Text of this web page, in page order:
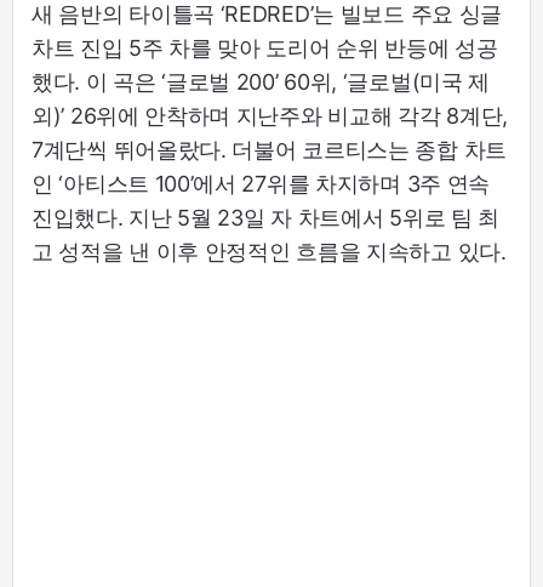
새 음반의 타이틀곡 ‘REDRED’는 빌보드 주요 싱글
차트 진입 5주 차를 맞아 도리어 순위 반등에 성공
했다. 이 곡은 ‘글로벌 200’ 60위, ‘글로벌(미국 제
외)’ 26위에 안착하며 지난주와 비교해 각각 8계단,
7계단씩 뛰어올랐다. 더불어 코르티스는 종합 차트
인 ‘아티스트 100’에서 27위를 차지하며 3주 연속
진입했다. 지난 5월 23일 자 차트에서 5위로 팀 최
고 성적을 낸 이후 안정적인 흐름을 지속하고 있다.